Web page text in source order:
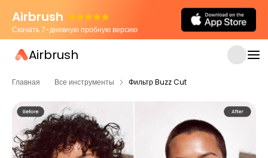
Airbrush
Скачать 7-дневную пробную версию
Airbrush
Главная Все инструменты Фильтр Buzz Cut